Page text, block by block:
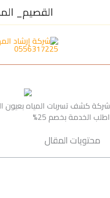
القصيم_
شركة كشف تسربات المياه بعيون
اطلب الخدمة بخصم 25%
محتويات المقال